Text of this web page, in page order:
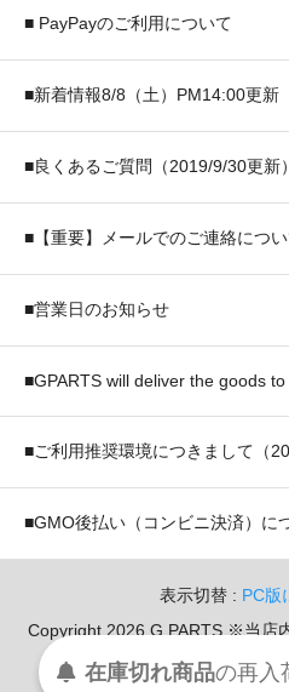
■ PayPayのご利用について
■新着情報8/8（土）PM14:00更新
■良くあるご質問（2019/9/30更新）
■【重要】メールでのご連絡につ
■営業日のお知らせ
■GPARTS will deliver the goods
■ご利用推奨環境につきまして（
■GMO後払い（コンビニ決済）に
表示切替 : PC版
Copyright 2026 G PARTS ※当店
在庫切れ商品の再入